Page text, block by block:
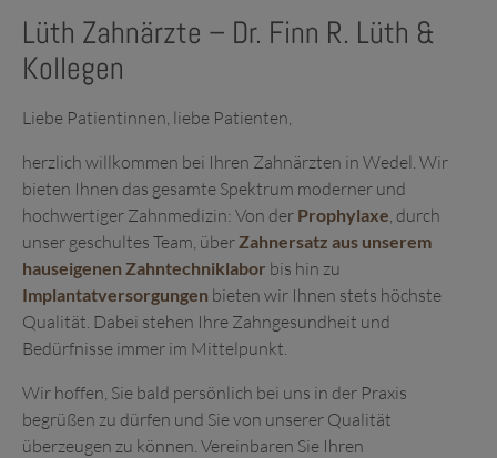
Lüth Zahnärzte – Dr. Finn R. Lüth &
Kollegen
Liebe Patientinnen, liebe Patienten,
herzlich willkommen bei Ihren Zahnärzten in Wedel. Wir
bieten Ihnen das gesamte Spektrum moderner und
hochwertiger Zahnmedizin: Von der Prophylaxe, durch
unser geschultes Team, über Zahnersatz aus unserem
hauseigenen Zahntechniklabor bis hin zu
Implantatversorgungen bieten wir Ihnen stets höchste
Qualität. Dabei stehen Ihre Zahngesundheit und
Bedürfnisse immer im Mittelpunkt.
Wir hoffen, Sie bald persönlich bei uns in der Praxis
begrüßen zu dürfen und Sie von unserer Qualität
überzeugen zu können. Vereinbaren Sie Ihren